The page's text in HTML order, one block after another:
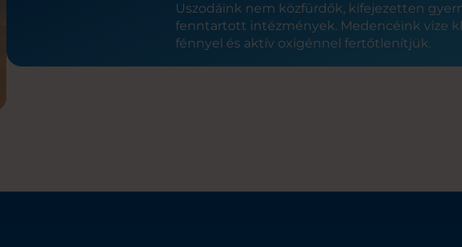
Uszodáink nem közfürdők, kifejezetten
fenntartott intézmények. Medencéink vize
fénnyel és aktív oxigénnel fertőtlenítjük.